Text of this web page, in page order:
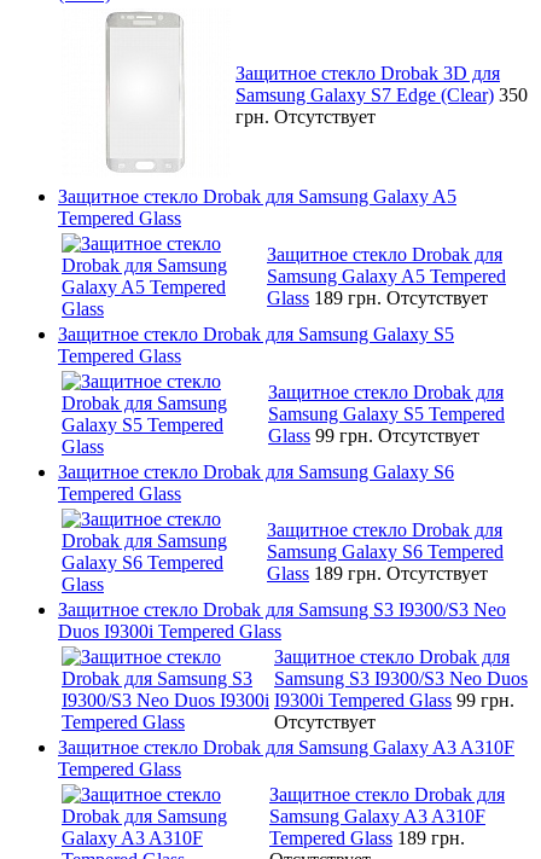
Защитное стекло Drobak 3D для
Samsung Galaxy S7 Edge (Clear) 350
грн. Отсутствует
Защитное стекло Drobak для Samsung Galaxy A5
Tempered Glass
Защитное стекло Drobak для
Samsung Galaxy A5 Tempered
Glass 189 грн. Отсутствует
Защитное стекло Drobak для Samsung Galaxy S5
Tempered Glass
Защитное стекло Drobak для
Samsung Galaxy S5 Tempered
Glass 99 грн. Отсутствует
Защитное стекло Drobak для Samsung Galaxy S6
Tempered Glass
Защитное стекло Drobak для
Samsung Galaxy S6 Tempered
Glass 189 грн. Отсутствует
Защитное стекло Drobak для Samsung S3 I9300/S3 Neo
Duos I9300i Tempered Glass
Защитное стекло Drobak для
Samsung S3 I9300/S3 Neo Duos
I9300i Tempered Glass 99 грн.
Отсутствует
Защитное стекло Drobak для Samsung Galaxy A3 A310F
Tempered Glass
Защитное стекло Drobak для
Samsung Galaxy A3 A310F
Tempered Glass 189 грн.